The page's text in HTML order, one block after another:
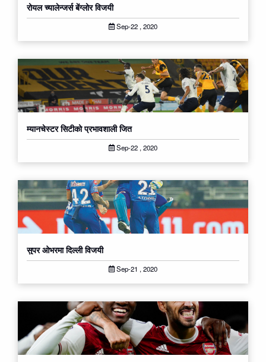
रोयल च्यालेन्जर्स बेंग्लोर विजयी
Sep-22 , 2020
म्यानचेस्टर सिटीको प्रभावशाली जित
Sep-22 , 2020
सुपर ओभरमा दिल्ली विजयी
Sep-21 , 2020